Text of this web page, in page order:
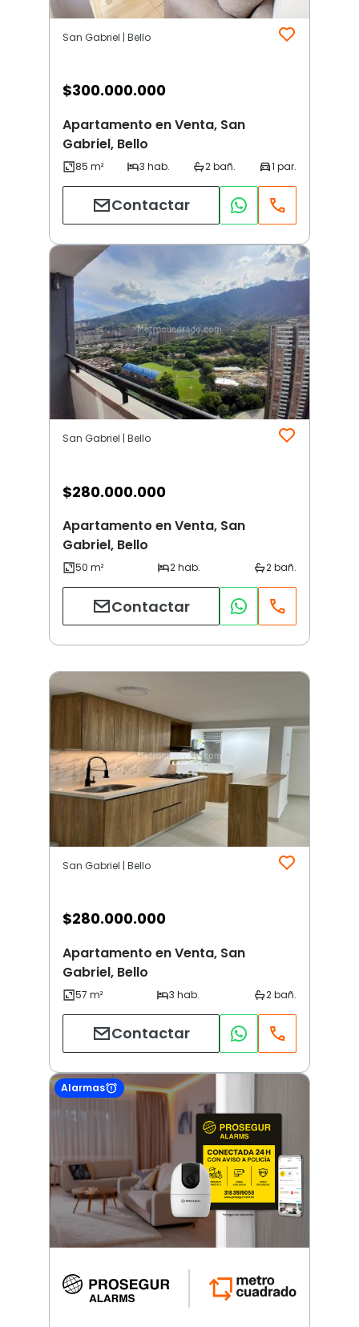
San Gabriel | Bello
$300.000.000
Apartamento en Venta, San
Gabriel, Bello
Contactar
San Gabriel | Bello
$280.000.000
Apartamento en Venta, San
Gabriel, Bello
Contactar
San Gabriel | Bello
$280.000.000
Apartamento en Venta, San
Gabriel, Bello
Contactar
Alarmas